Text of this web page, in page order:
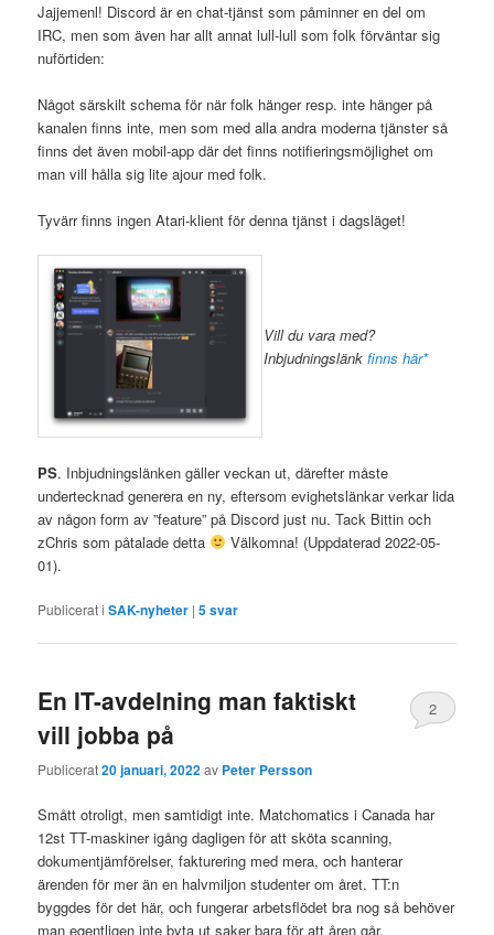
Jajjemenl! Discord är en chat-tjänst som påminner en del om
IRC, men som även har allt annat lull-lull som folk förväntar sig
nuförtiden:
Något särskilt schema för när folk hänger resp. inte hänger på
kanalen finns inte, men som med alla andra moderna tjänster så
finns det även mobil-app där det finns notifieringsmöjlighet om
man vill hålla sig lite ajour med folk.
Tyvärr finns ingen Atari-klient för denna tjänst i dagsläget!
Vill du vara med?
Inbjudningslänkfinns här*
PS. Inbjudningslänken gäller veckan ut, därefter måste
undertecknad generera en ny, eftersom evighetslänkar verkar lida
av någon form av ”feature” på Discord just nu. Tack Bittin och
zChris som påtalade detta
Välkomna! (Uppdaterad 2022-05-
01).
Publicerat i SAK-nyheter |5svar
En IT-avdelning man faktiskt
vill jobba på
Publicerat20 januari, 2022av Peter Persson
2
Smått otroligt, men samtidigt inte. Matchomatics i Canada har
12st TT-maskiner igång dagligen för att sköta scanning,
dokumentjämförelser, fakturering med mera, och hanterar
ärenden för mer än en halvmiljon studenter om året. TT:n
byggdes för det här, och fungerar arbetsflödet bra nog så behöver
man egentligen inte byta ut saker bara för att åren går.